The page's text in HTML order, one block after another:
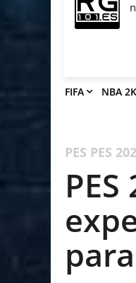
FIFA NBA 2K
PES PES